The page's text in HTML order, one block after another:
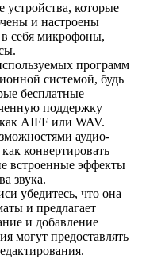
устройства, которые
и настроены
себя микрофоны,
программ
системой, будь
бесплатные
поддержку
AIFF или WAV.
аудио-
конвертировать
встроенные эффекты
звука.
убедитесь, что она
и предлагает
и добавление
могут предоставлять